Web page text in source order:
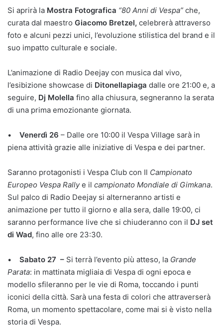
Si aprirà la Mostra Fotografica “80 Anni di Vespa” che,
curata dal maestro Giacomo Bretzel, celebrerà attraverso
foto e alcuni pezzi unici, l’evoluzione stilistica del brand e il
suo impatto culturale e sociale.
L’animazione di Radio Deejay con musica dal vivo,
l’esibizione showcase di Ditonellapiaga dalle ore 21:00 e, a
seguire, Dj Molella fino alla chiusura, segneranno la serata
di una prima emozionante giornata.
• Venerdì 26 – Dalle ore 10:00 il Vespa Village sarà in
piena attività grazie alle iniziative di Vespa e dei partner.
Saranno protagonisti i Vespa Club con Il Campionato
Europeo Vespa Rallye il campionato Mondiale di Gimkana.
Sul palco di Radio Deejay si alterneranno artisti e
animazione per tutto il giorno e alla sera, dalle 19:00, ci
saranno performance live che si chiuderanno con il DJ set
di Wad, fino alle ore 23:30.
• Sabato 27 – Si terrà l’evento più atteso, la Grande
Parata: in mattinata migliaia di Vespa di ogni epoca e
modello sfileranno per le vie di Roma, toccando i punti
iconici della città. Sarà una festa di colori che attraverserà
Roma, un momento spettacolare, come mai si è visto nella
storia di Vespa.